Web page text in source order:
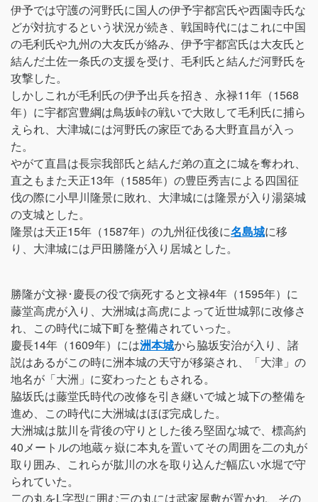
伊予では守護の河野氏に国人の伊予宇都宮氏や西園寺氏な
どが対抗するという状況が続き、戦国時代にはこれに中国
の毛利氏や九州の大友氏が絡み、伊予宇都宮氏は大友氏と
結んだ土佐一条氏の支援を受け、毛利氏と結んだ河野氏を
攻撃した。
しかしこれが毛利氏の伊予出兵を招き、永禄11年（1568
年）に宇都宮豊綱は鳥坂峠の戦いで大敗して毛利氏に捕ら
えられ、大津城には河野氏の家臣である大野直昌が入っ
た。
やがて直昌は長宗我部氏と結んだ弟の直之に城を奪われ、
直之もまた天正13年（1585年）の豊臣秀吉による四国征
伐の際に小早川隆景に敗れ、大津城には隆景が入り湯築城
の支城とした。
隆景は天正15年（1587年）の九州征伐後に名島城に移
り、大津城には戸田勝隆が入り居城とした。
勝隆が文禄･慶長の役で病死すると文禄4年（1595年）に
藤堂高虎が入り、大洲城は高虎によって近世城郭に改修さ
れ、この時代に城下町を整備されていった。
慶長14年（1609年）には洲本城から脇坂安治が入り、諸
説はあるがこの時に洲本城の天守が移築され、「大津」の
地名が「大洲」に変わったともされる。
脇坂氏は藤堂氏時代の改修を引き継いで城と城下の整備を
進め、この時代に大洲城はほぼ完成した。
大洲城は肱川を背後の守りとした後ろ堅固な城で、標高約
40メートルの地蔵ヶ嶽に本丸を置いてその周囲を二の丸が
取り囲み、これらが肱川の水を取り込んだ幅広い水堀で守
られていた。
二の丸をL字型に囲む三の丸には武家屋敷が置かれ、その